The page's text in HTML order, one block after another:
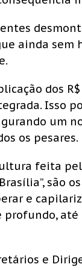
ainda sem
dos
Isso
um
os pesares.
feita
são
e
e